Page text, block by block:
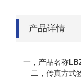
产品详情
一，产品名称
二，传真方式